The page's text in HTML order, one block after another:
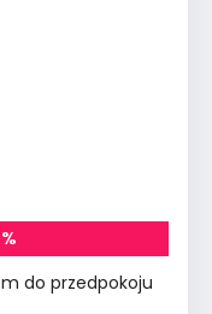
do przedpokoju